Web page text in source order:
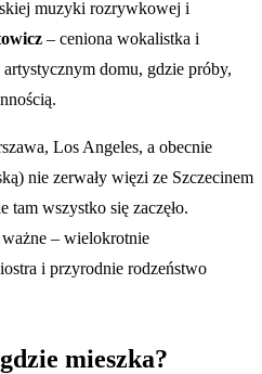
muzyki rozrywkowej i
– ceniona wokalistka i
domu, gdzie próby,
Los Angeles, a obecnie
nie zerwały więzi ze Szczecinem
tam wszystko się zaczęło.
– wielokrotnie
i przyrodnie rodzeństwo
mieszka?